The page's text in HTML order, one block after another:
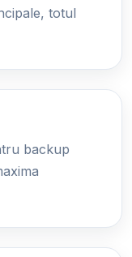
totul
backup